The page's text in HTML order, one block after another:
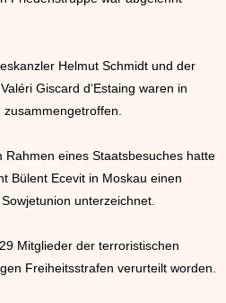
Helmut Schmidt und der
Giscard d‘Estaing waren in
eines Staatsbesuches hatte
Bülent Ecevit in Moskau einen
unterzeichnet.
Mitglieder der terroristischen
Freiheitsstrafen verurteilt worden.